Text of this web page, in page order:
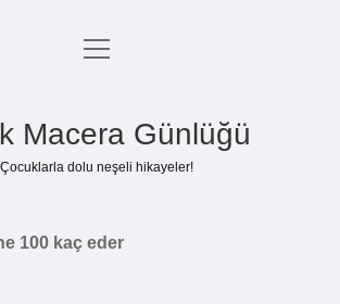
Anasayfa
menüyü
Macera Günlüğü
Çocuklarla dolu neşeli hikayeler!
100 kaç eder